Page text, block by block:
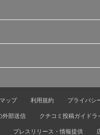
ップ 利用規約
プライバシ
外部送信
クチコミ投稿ガイドラ
プレスリリース・情報提供